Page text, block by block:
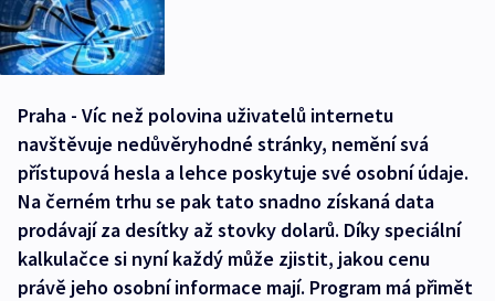
Praha - Víc než polovina uživatelů internetu
navštěvuje nedůvěryhodné stránky, nemění svá
přístupová hesla a lehce poskytuje své osobní údaje.
Na černém trhu se pak tato snadno získaná data
prodávají za desítky až stovky dolarů. Díky speciální
kalkulačce si nyní každý může zjistit, jakou cenu
právě jeho osobní informace mají. Program má přimět